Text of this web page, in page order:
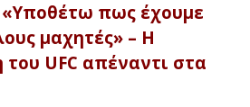
«Υποθέτω πως έχουμε
μαχητές» – Η
UFC απέναντι στα